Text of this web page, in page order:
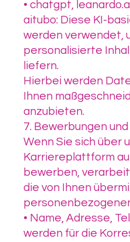
• chatgpt,
aitubo: Diese KI-
werden verwendet,
personalisierte
liefern.
Hierbei werden
Ihnen
anzubieten.
7. Bewerbungen
Wenn Sie sich über
Karriereplattform
bewerben,
die von Ihnen
• Name, Adresse,
werden für die